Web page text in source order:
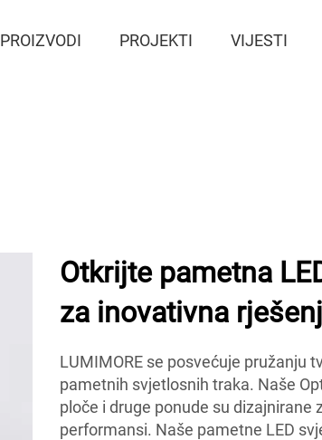
PROIZVODI PROJEKTI VIJESTI
Otkrijte pametna
za inovativna
LUMIMORE se posvećuje pružanju
pametnih svjetlosnih traka. Naše
ploče i druge ponude su dizajnirane
performansi. Naše pametne LED